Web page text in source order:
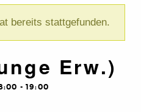
bereits stattgefunden.
Erw.)
-19:00